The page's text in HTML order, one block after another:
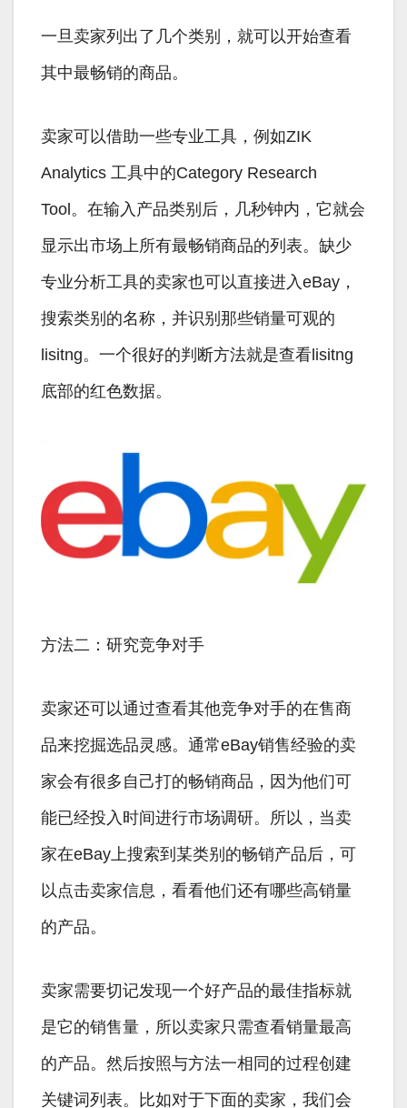
一旦卖家列出了几个类别，就可以开始查看
其中最畅销的商品。
卖家可以借助一些专业工具，例如ZIK
Analytics 工具中的Category Research
Tool。在输入产品类别后，几秒钟内，它就会
显示出市场上所有最畅销商品的列表。缺少
专业分析工具的卖家也可以直接进入eBay，
搜索类别的名称，并识别那些销量可观的
lisitng。一个很好的判断方法就是查看lisitng
底部的红色数据。
方法二：研究竞争对手
卖家还可以通过查看其他竞争对手的在售商
品来挖掘选品灵感。通常eBay销售经验的卖
家会有很多自己打的畅销商品，因为他们可
能已经投入时间进行市场调研。所以，当卖
家在eBay上搜索到某类别的畅销产品后，可
以点击卖家信息，看看他们还有哪些高销量
的产品。
卖家需要切记发现一个好产品的最佳指标就
是它的销售量，所以卖家只需查看销量最高
的产品。然后按照与方法一相同的过程创建
关键词列表。比如对于下面的卖家，我们会